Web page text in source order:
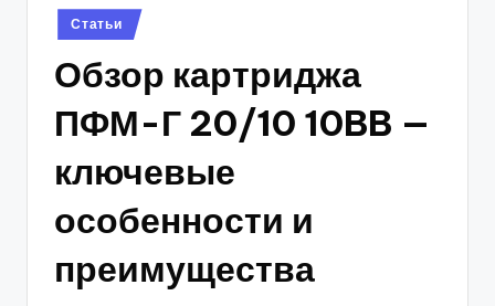
Posted
in
Статьи
Обзор картриджа
ПФМ-Г 20/10 10BB —
ключевые
особенности и
преимущества